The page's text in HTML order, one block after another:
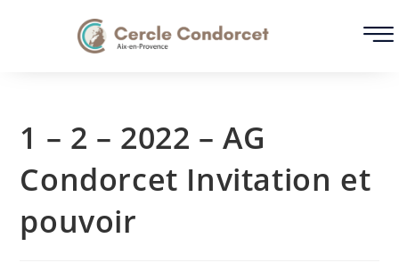
1 – 2 – 2022 – AG
Condorcet Invitation et
pouvoir